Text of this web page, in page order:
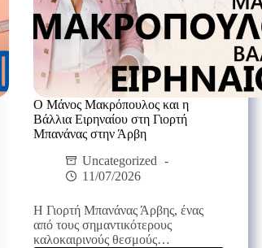
Ο Μάνος Μακρόπουλος και η
Βάλλια Ειρηναίου στη Γιορτή
Μπανάνας στην Άρβη
Uncategorized
11/07/2026
Η Γιορτή Μπανάνας Άρβης, ένας
από τους σημαντικότερους
καλοκαιρινούς θεσμούς…